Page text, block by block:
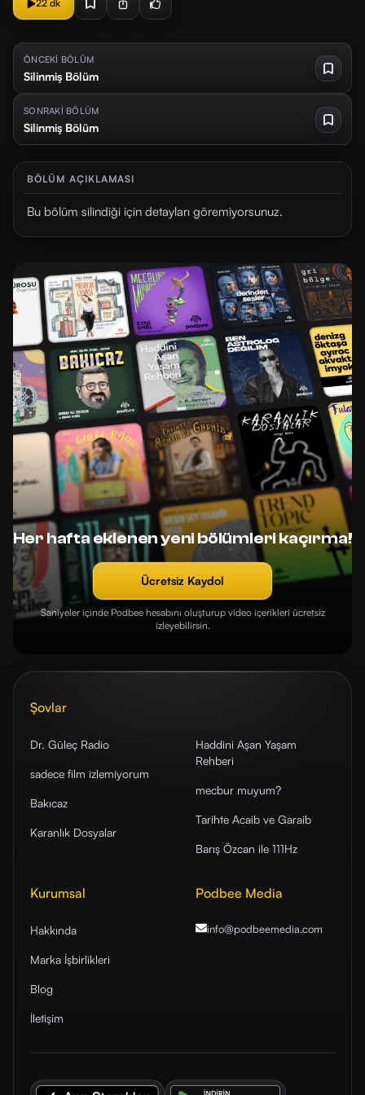
22 dk
ÖNCEKİ BÖLÜM
Silinmiş Bölüm
SONRAKİ BÖLÜM
Silinmiş Bölüm
BÖLÜM AÇIKLAMASI
Bu bölüm silindiği için detayları göremiyorsunuz.
Her hafta eklenen yeni bölümleri kaçırma!
Ücretsiz Kaydol
Saniyeler içinde Podbee hesabını oluşturup video içerikleri ücretsiz
izleyebilirsin.
Şovlar
Dr. Güleç Radio
sadece film izlemiyorum
Bakıcaz
Karanlık Dosyalar
Haddini Aşan Yaşam
Rehberi
mecbur muyum?
Tarihte Acaib ve Garaib
Barış Özcan ile 111Hz
Kurumsal
Hakkında
Marka İşbirlikleri
Blog
İletişim
Podbee Media
info@podbeemedia.com